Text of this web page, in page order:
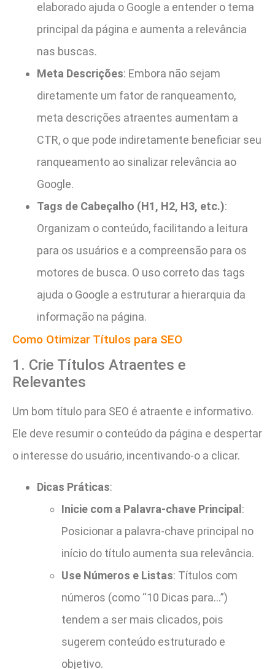
elaborado ajuda o Google a entender o tema
principal da página e aumenta a relevância
nas buscas.
Meta Descrições: Embora não sejam
diretamente um fator de ranqueamento,
meta descrições atraentes aumentam a
CTR, o que pode indiretamente beneficiar seu
ranqueamento ao sinalizar relevância ao
Google.
Tags de Cabeçalho (H1, H2, H3, etc.):
Organizam o conteúdo, facilitando a leitura
para os usuários e a compreensão para os
motores de busca. O uso correto das tags
ajuda o Google a estruturar a hierarquia da
informação na página.
Como Otimizar Títulos para SEO
1. Crie Títulos Atraentes e
Relevantes
Um bom título para SEO é atraente e informativo.
Ele deve resumir o conteúdo da página e despertar
o interesse do usuário, incentivando-o a clicar.
Dicas Práticas:
Inicie com a Palavra-chave Principal:
Posicionar a palavra-chave principal no
início do título aumenta sua relevância.
Use Números e Listas: Títulos com
números (como “10 Dicas para…”)
tendem a ser mais clicados, pois
sugerem conteúdo estruturado e
objetivo.